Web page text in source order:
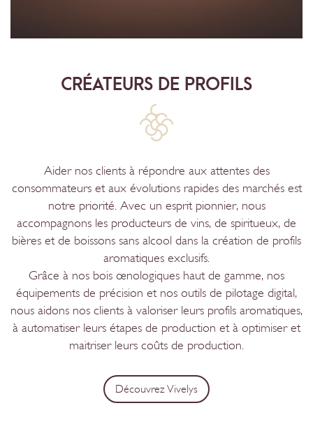
CRÉATEURS DE PROFILS
Aider nos clients à répondre aux attentes des
consommateurs et aux évolutions rapides des marchés est
notre priorité. Avec un esprit pionnier, nous
accompagnons les producteurs de vins, de spiritueux, de
bières et de boissons sans alcool dans la création de profils
aromatiques exclusifs.
Grâce à nos bois œnologiques haut de gamme, nos
équipements de précision et nos outils de pilotage digital,
nous aidons nos clients à valoriser leurs profils aromatiques,
à automatiser leurs étapes de production et à optimiser et
maitriser leurs coûts de production.
Découvrez Vivelys